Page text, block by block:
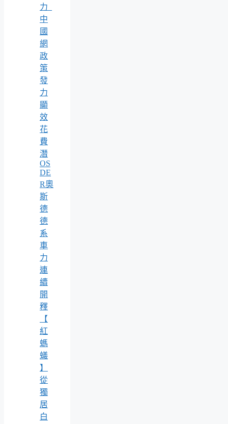
力_
中
國
網
政
策
發
力
顯
效
花
費
潛
OS
DE
R奧
斯
德
德
系
車
力
連
續
開
釋
【
紅
螞
蟻
】
從
獨
居
白